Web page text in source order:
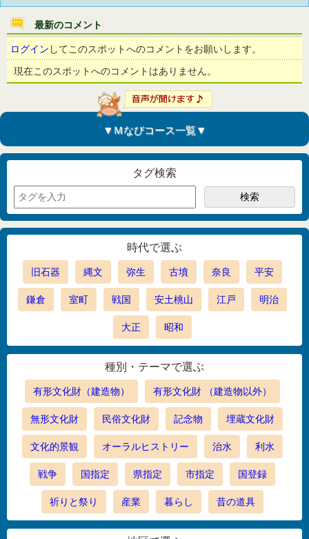
最新のコメント
ログイン してこのスポットへのコメントをお願いします。
現在このスポットへのコメントはありません。
▼Ｍなびコース一覧▼
タグ検索
時代で選ぶ
旧石器 縄文 弥生 古墳 奈良 平安
鎌倉 室町 戦国 安土桃山 江戸 明治
大正 昭和
種別・テーマで選ぶ
有形文化財（建造物） 有形文化財 （建造物以外）
無形文化財 民俗文化財 記念物 埋蔵文化財
文化的景観 オーラルヒストリー 治水 利水
戦争 国指定 県指定 市指定 国登録
祈りと祭り 産業 暮らし 昔の道具